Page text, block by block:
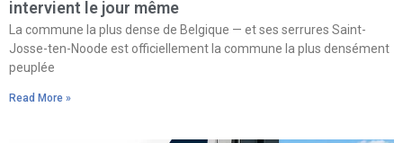
intervient le jour même
La commune la plus dense de Belgique — et ses serrures Saint-
Josse-ten-Noode est officiellement la commune la plus densément
peuplée
Read More »